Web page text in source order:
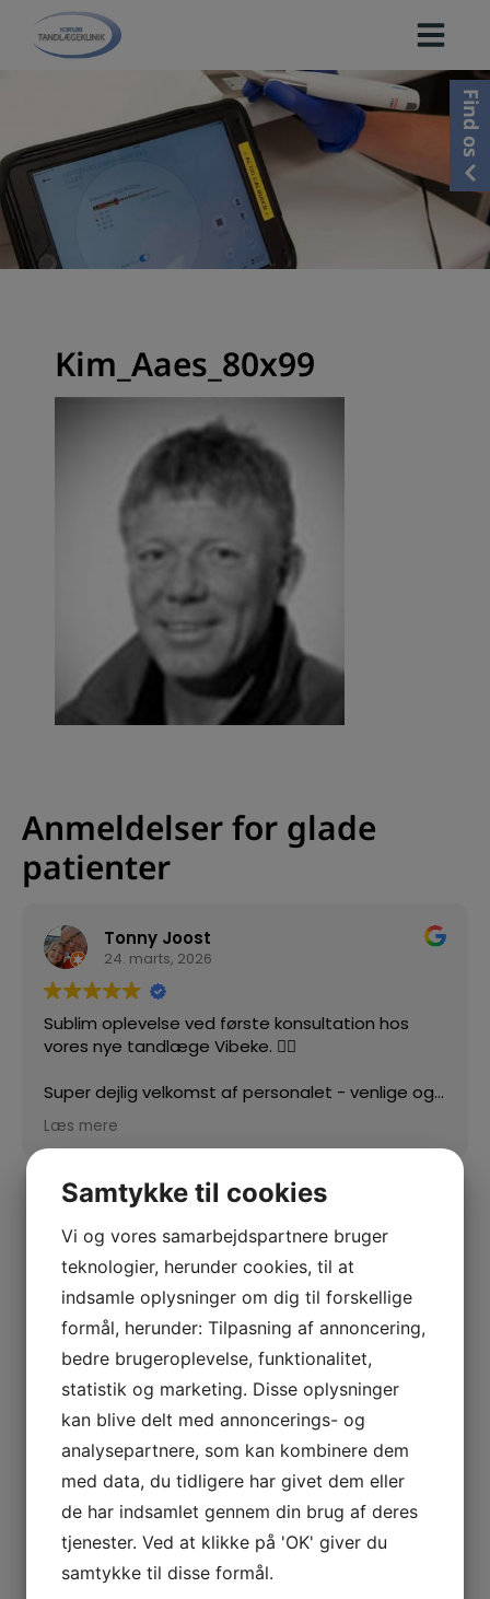
Kim_Aaes_80x99
Find os
Anmeldelser for glade
patienter
Tonny Joost
24. marts, 2026
Sublim oplevelse ved første konsultation hos
vores nye tandlæge Vibeke. 👍🏻
Super dejlig velkomst af personalet - venlige og
imødekommende 🙏🏻
Læs mere
Samtykke til cookies
Vi og vores samarbejdspartnere bruger
teknologier, herunder cookies, til at
indsamle oplysninger om dig til forskellige
formål, herunder: Tilpasning af annoncering,
bedre brugeroplevelse, funktionalitet,
statistik og marketing. Disse oplysninger
kan blive delt med annoncerings- og
analysepartnere, som kan kombinere dem
med data, du tidligere har givet dem eller
de har indsamlet gennem din brug af deres
tjenester. Ved at klikke på 'OK' giver du
samtykke til disse formål.